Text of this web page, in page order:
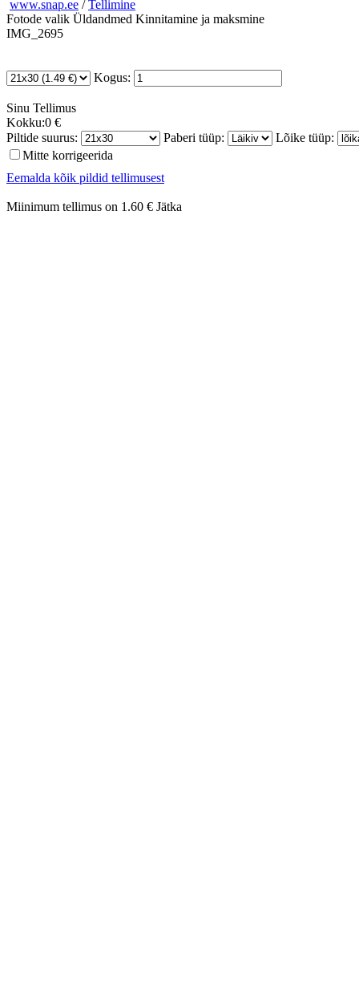
www.snap.ee / Tellimine
Fotode valik Üldandmed Kinnitamine ja maksmine
IMG_2695
Kogus:
Sinu Tellimus
Kokku:0 €
Piltide suurus:
Paberi tüüp:
Lõike tüüp:
Mitte korrigeerida
Eemalda kõik pildid tellimusest
Miinimum tellimus on 1.60 € Jätka